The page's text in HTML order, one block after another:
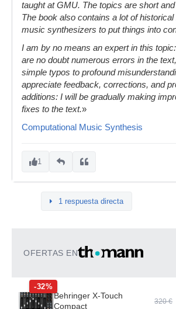
taught at GMU. The topics are short
The book also contains a lot of
music synthesizers to put things into
I am by no means an expert in this
are no doubt numerous errors in the
simple typos to profound
appreciate feedback, corrections, and
additions: I will be gradually making
fixes to the text.»
Computational Music Synthesis
1
1 respuesta directa
OFERTAS EN
-32%
Behringer X-Touch
Compact
320 €